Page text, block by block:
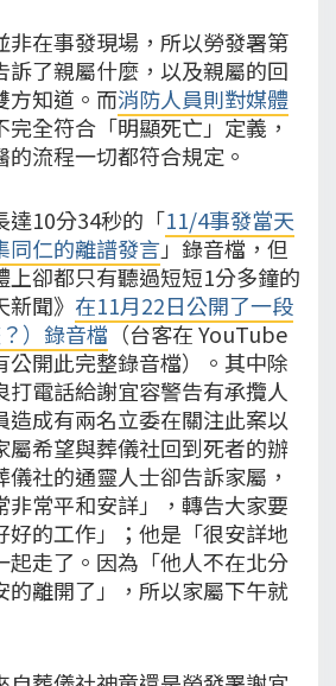
非在事發現場，所以勞發署第
訴了親屬什麼，以及親屬的回
方知道。而消防人員則對媒體
完全符合「明顯死亡」定義，
流程一切都符合規定。
達10分34秒的「11/4事發當天
同仁的離譜發言」錄音檔，但
上卻都只有聽過短短1分多鐘的
聞》 在11月22日公開了一段
）錄音檔（台客在 YouTube
公開此完整錄音檔）。其中除
打電話給謝宜容警告有承攬人
造成有兩名立委在關注此案以
屬希望與葬儀社回到死者的辦
社的通靈人士卻告訴家屬，
非常平和安詳」，轉告大家要
好的工作」；他是「很安詳地
起走了。因為「他人不在北分
的離開了」，所以家屬下午就